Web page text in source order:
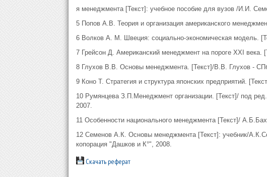
я менеджмента [Текст]: учебное пособие для вузов /И.И.
5 Попов А.В. Теория и организация американского
6 Волков А. М. Швеция: социально-экономическая модель.
7 Грейсон Д. Американский менеджмент на пороге XXI
8 Глухов В.В. Основы менеджмента. [Текст]/В.В. Глухов -
9 Коно Т. Стратегия и структура японских предприятий.
10 Румянцева З.П.Менеджмент организации. [Текст]/ под
2007.
11 Особенности национального менеджмента [Текст]/
12 Семенов А.К. Основы менеджмента [Текст]: учебник/
копорация "Дашков и К°", 2008.
Скачать реферат